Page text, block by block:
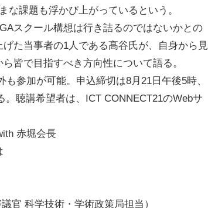
課題も浮かび上がっているという。
スクール構想は行き詰るのではないかとの
た当事者の1人である髙谷氏が、自身から見
皆で目指すべき方向性について語る。
参加が可能。申込締切は8月21日午後5時、
聴講希望者は、ICT CONNECT21のWebサ
赤堀会長
官 科学技術・学術政策局担当）